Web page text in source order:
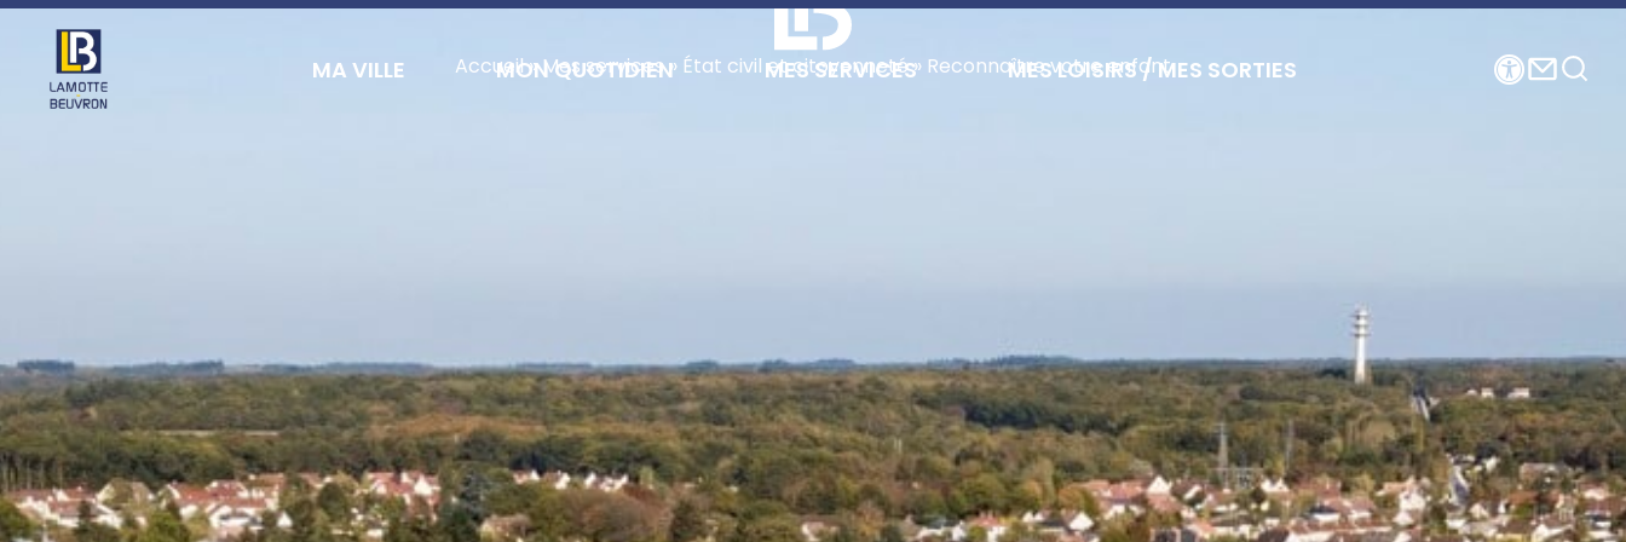
principal
MA VILLE MON QUOTIDIEN MES SERVICES MES LOISIRS / MES SORTIES
Accueil»Mes services» État civil et citoyenneté» Reconnaître votre enfant